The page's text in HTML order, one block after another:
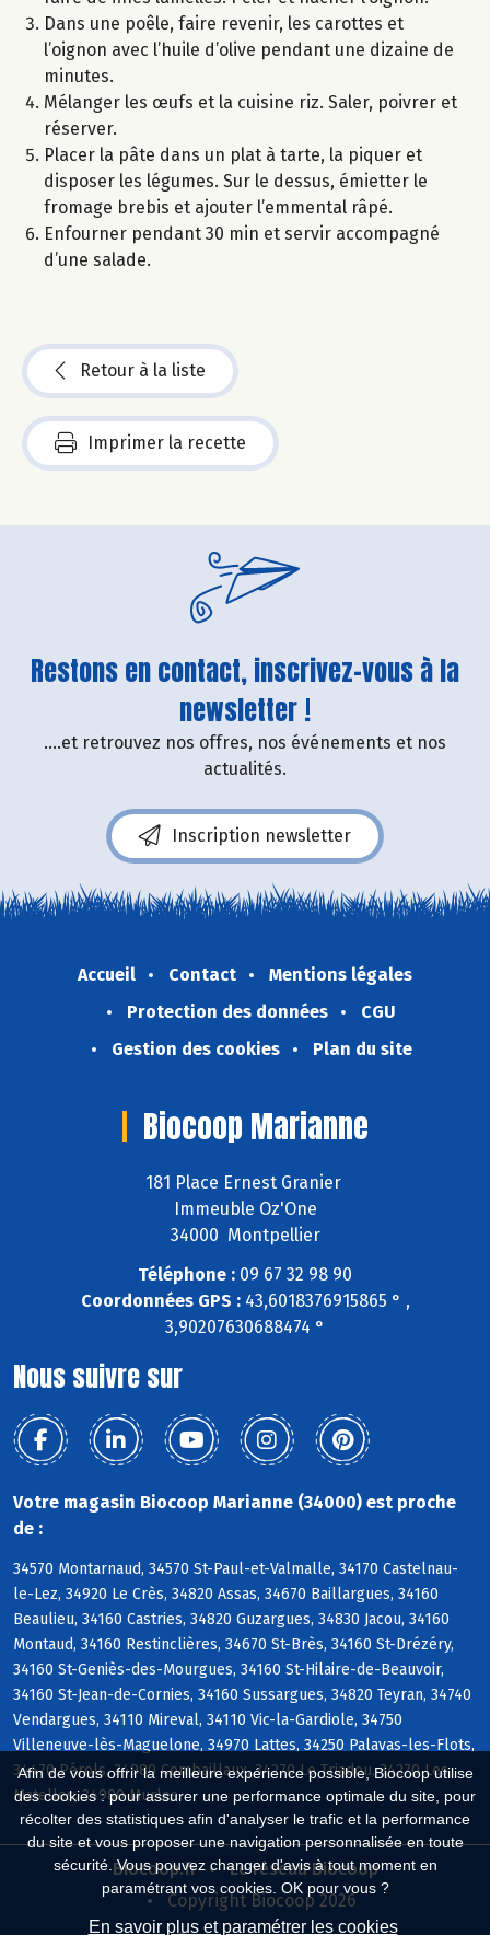
Afin de vous offrir la meilleure expérience possible, Biocoop utilise
des cookies : pour assurer une performance optimale du site, pour
récolter des statistiques afin d'analyser le trafic et la performance
du site et vous proposer une navigation personnalisée en toute
sécurité. Vous pouvez changer d'avis à tout moment en
paramétrant vos cookies. OK pour vous ?
En savoir plus et paramétrer les cookies
Dans une poêle, faire revenir, les carottes et
l’oignon avec l’huile d’olive pendant une dizaine de
minutes.
Mélanger les œufs et la cuisine riz. Saler, poivrer et
réserver.
Placer la pâte dans un plat à tarte, la piquer et
disposer les légumes. Sur le dessus, émietter le
fromage brebis et ajouter l’emmental râpé.
Enfourner pendant 30 min et servir accompagné
d’une salade.
Retour à la liste
Imprimer la recette
Restons en contact, inscrivez-vous à la
newsletter !
....et retrouvez nos offres, nos événements et nos
actualités.
Inscription newsletter
Accueil Contact
Mentions légales
Protection des données
CGU
Gestion des cookies
Plan du site
Biocoop Marianne
181 Place Ernest Granier
Immeuble Oz'One
34000 Montpellier
Téléphone : 09 67 32 98 90
Coordonnées GPS :43,6018376915865 ° ,
3,90207630688474 °
Nous suivre sur
Votre magasin Biocoop Marianne (34000) est proche
de :
34570 Montarnaud, 34570 St-Paul-et-Valmalle, 34170 Castelnau-
le-Lez, 34920 Le Crès, 34820 Assas, 34670 Baillargues, 34160
Beaulieu, 34160 Castries, 34820 Guzargues, 34830 Jacou, 34160
Montaud, 34160 Restinclières, 34670 St-Brès, 34160 St-Drézéry,
34160 St-Geniès-des-Mourgues, 34160 St-Hilaire-de-Beauvoir,
34160 St-Jean-de-Cornies, 34160 Sussargues, 34820 Teyran, 34740
Vendargues, 34110 Mireval, 34110 Vic-la-Gardiole, 34750
Villeneuve-lès-Maguelone, 34970 Lattes, 34250 Palavas-les-Flots,
34470 Pérols, 34980 Combaillaux, 34270 Le Triadou, 34270 Les
Matelles, 34980 Murles
Biocoop.fr
Le réseau Biocoop
Copyright Biocoop 2026